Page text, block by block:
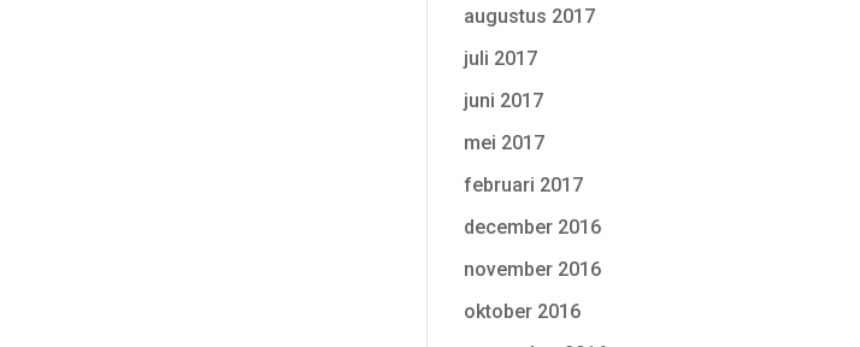
augustus 2017
juli 2017
juni 2017
mei 2017
februari 2017
december 2016
november 2016
oktober 2016